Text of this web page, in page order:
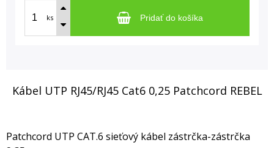
ks Pridať do košíka
Kábel UTP RJ45/RJ45 Cat6 0,25 Patchcord REBEL
Patchcord UTP CAT.6 sieťový kábel zástrčka-zástrčka